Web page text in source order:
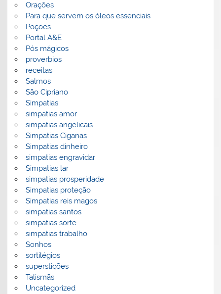
Orações
Para que servem os óleos essenciais
Poções
Portal A&E
Pós mágicos
proverbios
receitas
Salmos
São Cipriano
Simpatias
simpatias amor
simpatias angelicais
Simpatias Ciganas
Simpatias dinheiro
simpatias engravidar
Simpatias lar
simpatias prosperidade
Simpatias proteção
Simpatias reis magos
simpatias santos
simpatias sorte
simpatias trabalho
Sonhos
sortilégios
superstições
Talismãs
Uncategorized